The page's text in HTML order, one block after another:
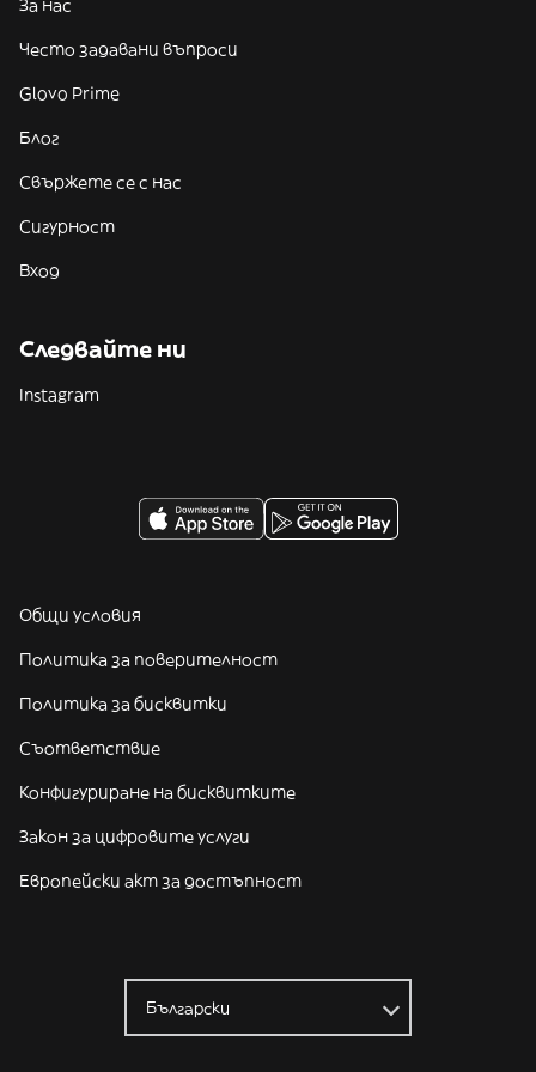
За нас
Често задавани въпроси
Glovo Prime
Блог
Свържете се с нас
Сигурност
Вход
Следвайте ни
Instagram
Общи условия
Политика за поверителност
Политика за бисквитки
Съответствие
Конфигуриране на бисквитките
Закон за цифровите услуги
Европейски акт за достъпност